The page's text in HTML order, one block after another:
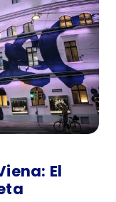
El